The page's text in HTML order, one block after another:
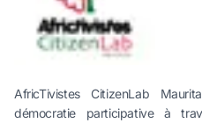
AfricTivistes CitizenLab
démocratie participative à